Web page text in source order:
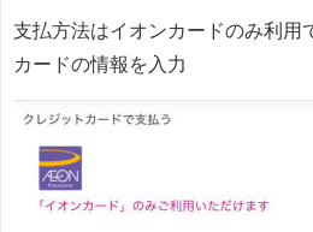
支払方法はイオンカードのみ利用
カードの情報を入力